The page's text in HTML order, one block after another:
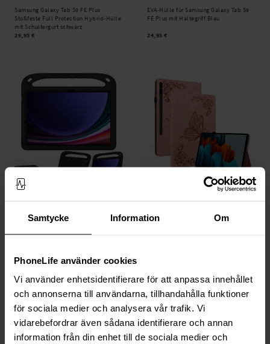
Samtycke Information Om
PhoneLife använder cookies
Vi använder enhetsidentifierare för att anpassa innehållet
och annonserna till användarna, tillhandahålla funktioner
för sociala medier och analysera vår trafik. Vi
vidarebefordrar även sådana identifierare och annan
information från din enhet till de sociala medier och
Samsung Galaxy Tab S9 FE Plus
Stoßfeste Full Protection Hybrid-Hülle
mit Schultergurt schwarz
29,95 €
EVA-Hülle für Samsung Galaxy Tab S9
FE Plus mit Haltegriff Blau
24,95 €
Auf Lager
FE Plus mit Haltegriff Schwarz
24,95 €
Handytasche Schmetterling Rosa